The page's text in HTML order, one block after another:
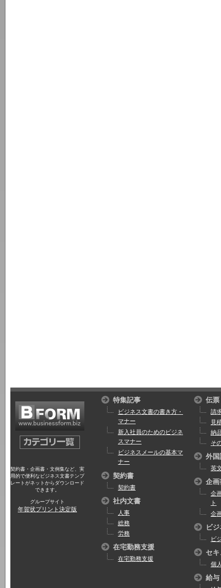
契約書・企画書・文例集など、実
用的で便利なビジネス文書テンプ
レートがネットからダウンロード
できます。
グループサイト
年賀状プリント決定版
特集記事
ビジネス文書の書き方・
マナー
新入社員のためのビジネ
スマナー
ビジネスメールの基本マ
ナー
契約書
契約書
社内文書
人事
総務
労務
在宅勤務支援
在宅勤務支援
伝票
請
見
納
そ
外国
英
企画
企
ト
企
ビ
ビ
セ
個
給与